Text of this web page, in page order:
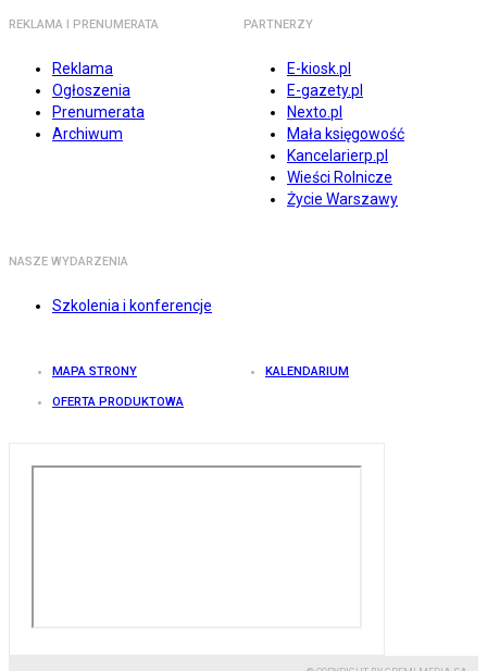
REKLAMA I PRENUMERATA
Reklama
Ogłoszenia
Prenumerata
Archiwum
PARTNERZY
E-kiosk.pl
E-gazety.pl
Nexto.pl
Mała księgowość
Kancelarierp.pl
Wieści Rolnicze
Życie Warszawy
NASZE WYDARZENIA
Szkolenia i konferencje
MAPA STRONY KALENDARIUM
OFERTA PRODUKTOWA